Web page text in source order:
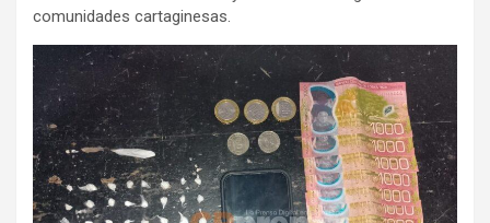
comunidades cartaginesas.